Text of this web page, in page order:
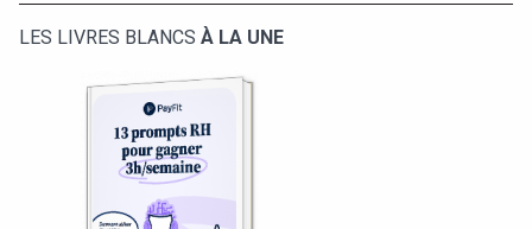
LES LIVRES BLANCS À LA UNE